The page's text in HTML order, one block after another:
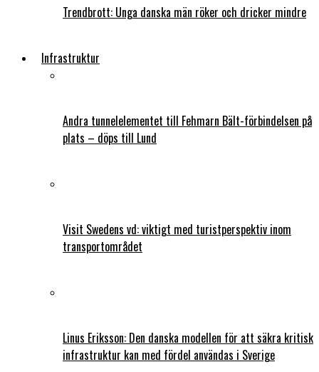
Trendbrott: Unga danska män röker och dricker mindre
Infrastruktur
Andra tunnelelementet till Fehmarn Bält-förbindelsen på
plats – döps till Lund
Visit Swedens vd: viktigt med turistperspektiv inom
transportområdet
Linus Eriksson: Den danska modellen för att säkra kritisk
infrastruktur kan med fördel användas i Sverige